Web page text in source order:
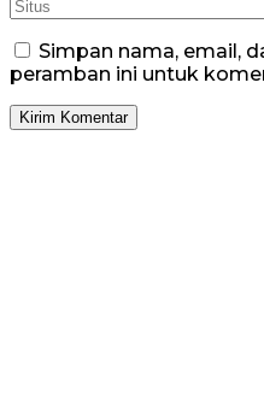
Simpan nama, email,
peramban ini untuk